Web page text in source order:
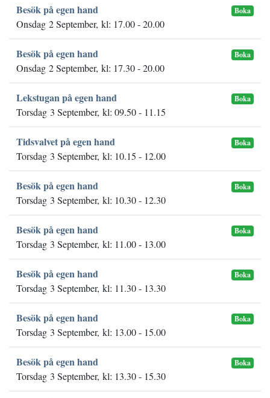
Besök på egen hand Boka
Onsdag 2 September, kl: 17.00 - 20.00
Besök på egen hand Boka
Onsdag 2 September, kl: 17.30 - 20.00
Lekstugan på egen hand Boka
Torsdag 3 September, kl: 09.50 - 11.15
Tidsvalvet på egen hand Boka
Torsdag 3 September, kl: 10.15 - 12.00
Besök på egen hand Boka
Torsdag 3 September, kl: 10.30 - 12.30
Besök på egen hand Boka
Torsdag 3 September, kl: 11.00 - 13.00
Besök på egen hand Boka
Torsdag 3 September, kl: 11.30 - 13.30
Besök på egen hand Boka
Torsdag 3 September, kl: 13.00 - 15.00
Besök på egen hand Boka
Torsdag 3 September, kl: 13.30 - 15.30